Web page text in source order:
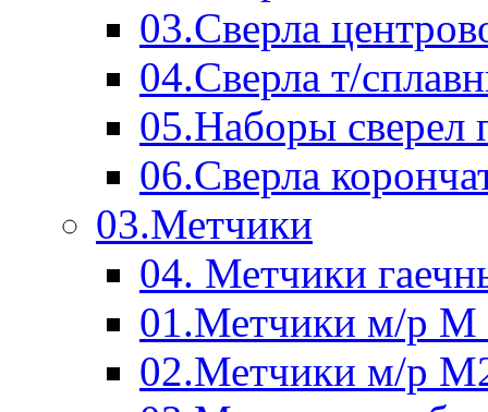
03.Сверла
04.Сверла т/
05.Наборы сверел
06.Сверла
03.Метчики
04. Метчики
01.Метчики м/р М
02.Метчики м/р